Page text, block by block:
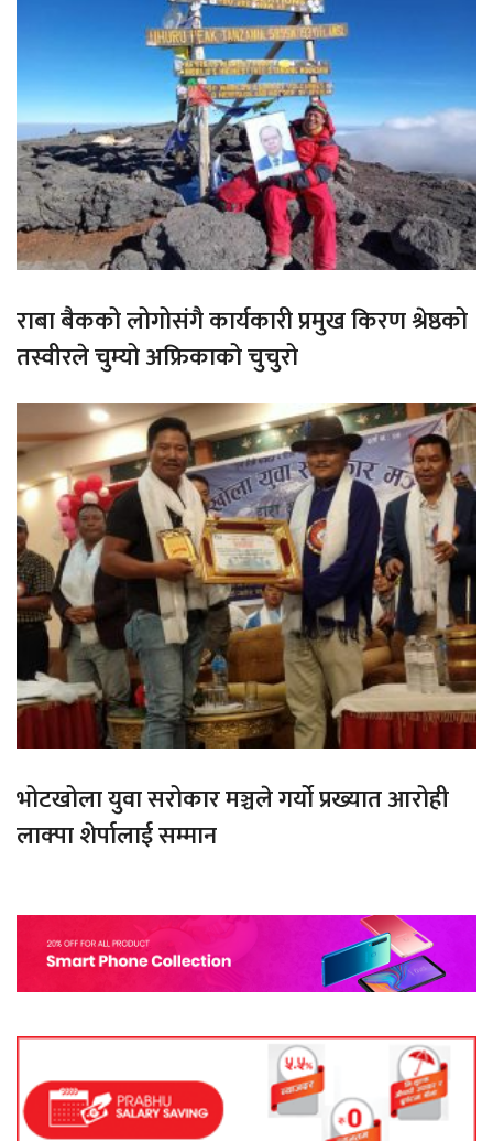
राबा बैकको लोगोसंगै कार्यकारी प्रमुख किरण श्रेष्ठको
तस्वीरले चुम्यो अफ्रिकाको चुचुरो
भोटखोला युवा सरोकार मञ्चले गर्यो प्रख्यात आरोही
लाक्पा शेर्पालाई सम्मान